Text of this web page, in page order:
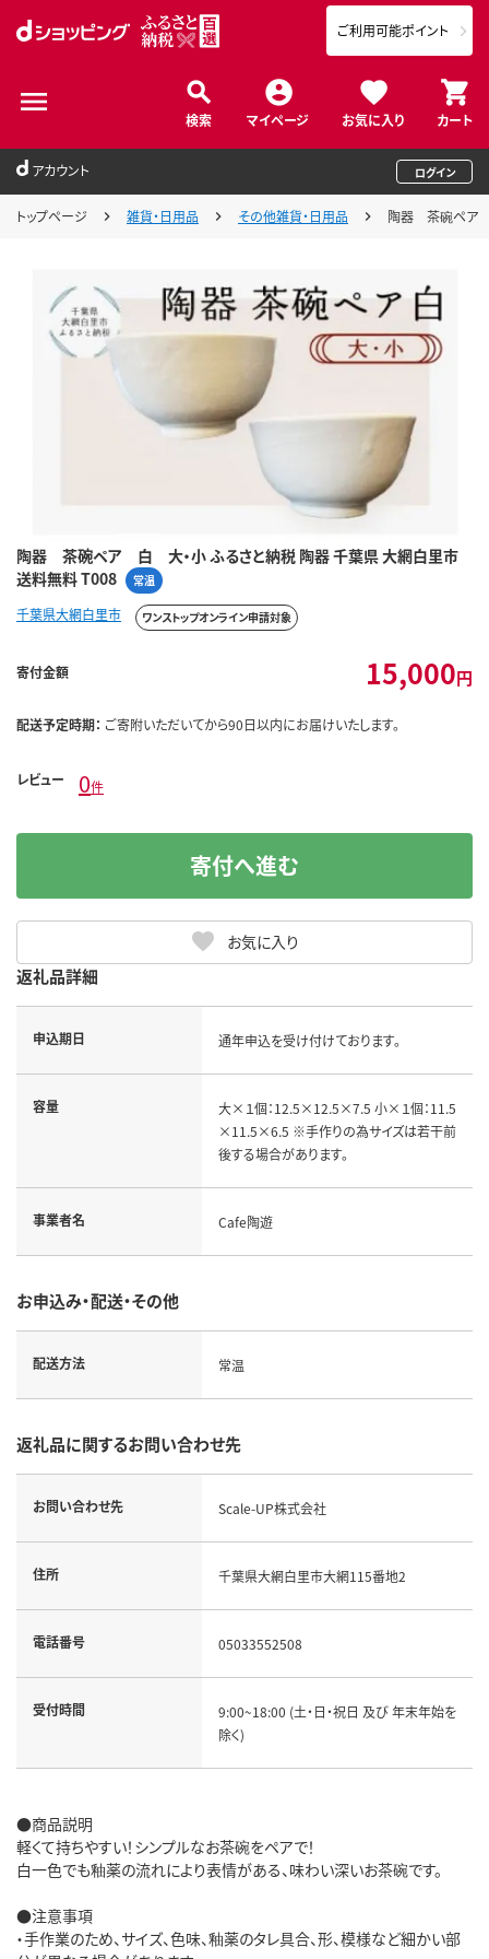
検索 マイページ お気に入り カート
ご利用可能ポイント
アカウント ログイン
トップページ 雑貨・日用品 その他雑貨・日用品 陶器 茶碗ペア
陶器 茶碗ペア 白 大・小 ふるさと納税 陶器 千葉県 大網白里市
送料無料 T008
常温
千葉県大網白里市 ワンストップオンライン申請対象
寄付金額 15,000円
配送予定時期： ご寄附いただいてから90日以内にお届けいたします。
レビュー 0件
お気に入り
寄付へ進む
返礼品詳細
申込期日 通年申込を受け付けております。
容量
大×１個：12.5×12.5×7.5 小×１個：11.5
×11.5×6.5 ※手作りの為サイズは若干前
後する場合があります。
事業者名 Cafe陶遊
お申込み・配送・その他
配送方法 常温
返礼品に関するお問い合わせ先
お問い合わせ先 Scale-UP株式会社
住所 千葉県大網白里市大網115番地2
電話番号 05033552508
受付時間
9:00~18:00 (土・日・祝日 及び 年末年始を
除く)
●商品説明
軽くて持ちやすい！シンプルなお茶碗をペアで！
白一色でも釉薬の流れにより表情がある、味わい深いお茶碗です。
●注意事項
・手作業のため、サイズ、色味、釉薬のタレ具合、形、模様など細かい部